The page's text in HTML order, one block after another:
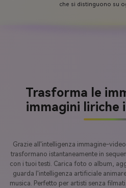
che si distinguono su
Trasforma le
immagini liriche
Grazie all'intelligenza immagine-
trasformano istantaneamente in
con i tuoi testi. Carica foto o album,
guarda l'intelligenza artificiale
musica. Perfetto per artisti senza